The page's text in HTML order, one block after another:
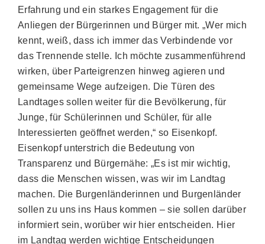
Erfahrung und ein starkes Engagement für die
Anliegen der Bürgerinnen und Bürger mit. „Wer mich
kennt, weiß, dass ich immer das Verbindende vor
das Trennende stelle. Ich möchte zusammenführend
wirken, über Parteigrenzen hinweg agieren und
gemeinsame Wege aufzeigen. Die Türen des
Landtages sollen weiter für die Bevölkerung, für
Junge, für Schülerinnen und Schüler, für alle
Interessierten geöffnet werden,“ so Eisenkopf.
Eisenkopf unterstrich die Bedeutung von
Transparenz und Bürgernähe: „Es ist mir wichtig,
dass die Menschen wissen, was wir im Landtag
machen. Die Burgenländerinnen und Burgenländer
sollen zu uns ins Haus kommen – sie sollen darüber
informiert sein, worüber wir hier entscheiden. Hier
im Landtag werden wichtige Entscheidungen